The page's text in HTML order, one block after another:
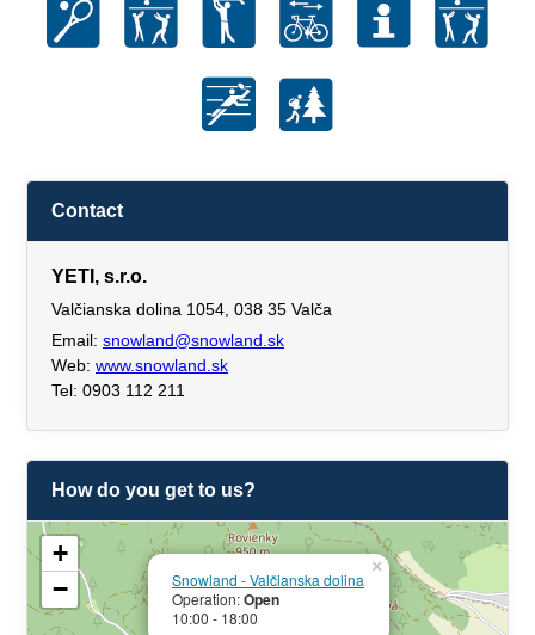
Contact
YETI, s.r.o.
Valčianska dolina 1054, 038 35 Valča
Email: snowland@snowland.sk
Web: www.snowland.sk
Tel: 0903 112 211
How do you get to us?
Snowland - Valčianska dolina
Operation:Open
10:00 - 18:00
×
+
−